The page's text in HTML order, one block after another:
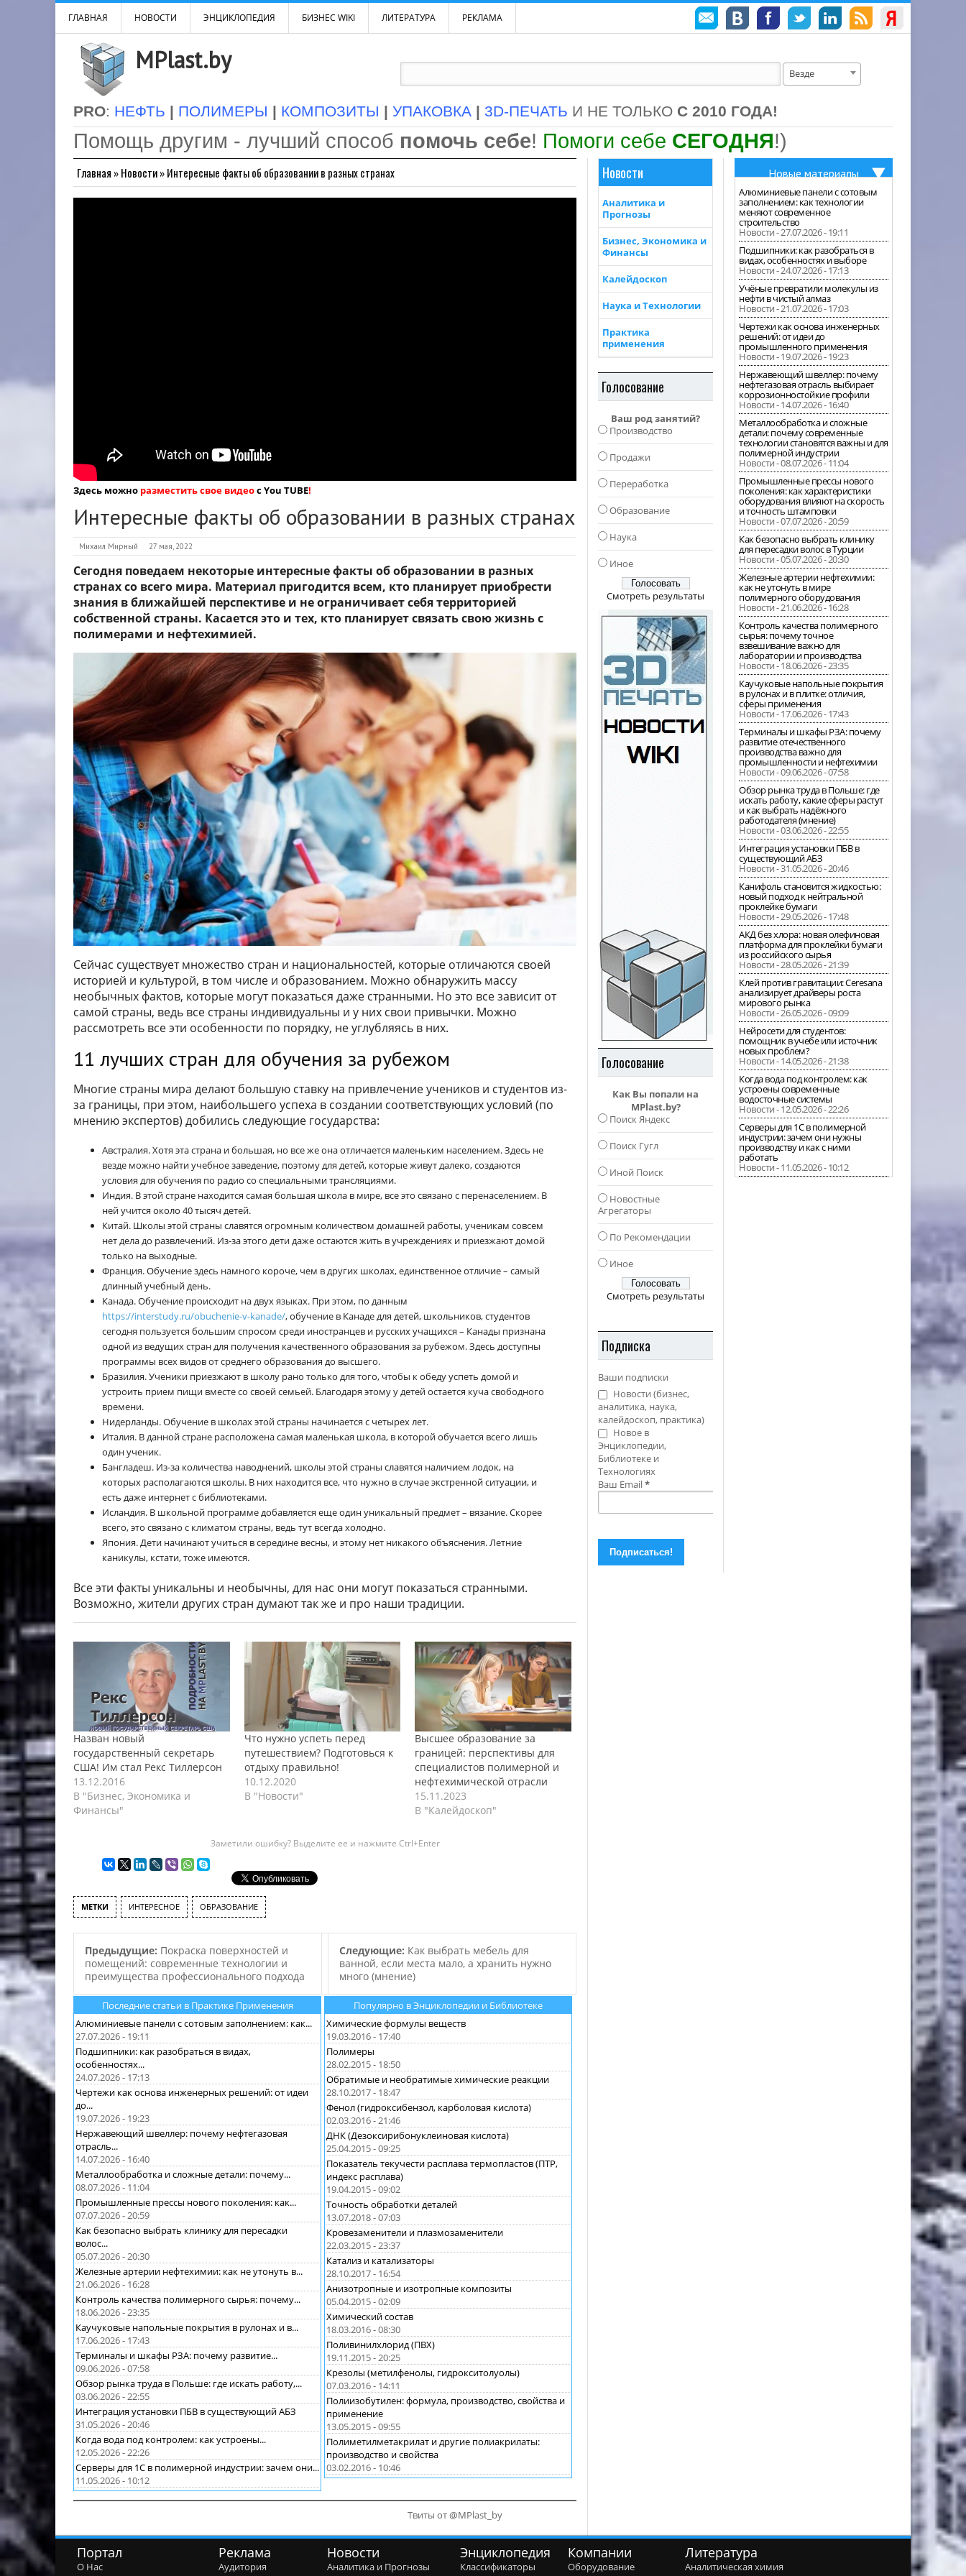
ГЛАВНАЯ НОВОСТИ ЭНЦИКЛОПЕДИЯ БИЗНЕС WIKI ЛИТЕРАТУРА РЕКЛАМА
MPlast.by Везде
PRO: НЕФТЬ | ПОЛИМЕРЫ | КОМПОЗИТЫ | УПАКОВКА | 3D-ПЕЧАТЬ И НЕ ТОЛЬКО С 2010 ГОДА!
Помощь другим - лучший способ помочь себе! Помоги себе СЕГОДНЯ!)
Главная »Новости»Интересные факты об образовании в разных странах
Здесь можно разместить свое видеос You TUBE!
Интересные факты об образовании в разных странах
Михаил Мирный 27 мая, 2022
Сегодня поведаем некоторые интересные факты об образовании в разных
странах со всего мира. Материал пригодится всем, кто планирует приобрести
знания в ближайшей перспективе и не ограничивает себя территорией
собственной страны. Касается это и тех, кто планирует связать свою жизнь с
полимерами и нефтехимией.
Сейчас существует множество стран и национальностей, которые отличаются своей
историей и культурой, в том числе и образованием. Можно обнаружить массу
необычных фактов, которые могут показаться даже странными. Но это все зависит от
самой страны, ведь все страны индивидуальны и у них свои привычки. Можно
рассмотреть все эти особенности по порядку, не углубляясь в них.
11 лучших стран для обучения за рубежом
Многие страны мира делают большую ставку на привлечение учеников и студентов из-
за границы, при этом, наибольшего успеха в создании соответствующих условий (по
мнению экспертов) добились следующие государства:
Австралия. Хотя эта страна и большая, но все же она отличается маленьким населением. Здесь не
везде можно найти учебное заведение, поэтому для детей, которые живут далеко, создаются
условия для обучения по радио со специальными трансляциями.
Индия. В этой стране находится самая большая школа в мире, все это связано с перенаселением. В
ней учится около 40 тысяч детей.
Китай. Школы этой страны славятся огромным количеством домашней работы, ученикам совсем
нет дела до развлечений. Из-за этого дети даже остаются жить в учреждениях и приезжают домой
только на выходные.
Франция. Обучение здесь намного короче, чем в других школах, единственное отличие – самый
длинный учебный день.
Канада. Обучение происходит на двух языках. При этом, по данным
https://interstudy.ru/obuchenie-v-kanade/, обучение в Канаде для детей, школьников, студентов
сегодня пользуется большим спросом среди иностранцев и русских учащихся – Канады признана
одной из ведущих стран для получения качественного образования за рубежом. Здесь доступны
программы всех видов от среднего образования до высшего.
Бразилия. Ученики приезжают в школу рано только для того, чтобы к обеду успеть домой и
устроить прием пищи вместе со своей семьей. Благодаря этому у детей остается куча свободного
времени.
Нидерланды. Обучение в школах этой страны начинается с четырех лет.
Италия. В данной стране расположена самая маленькая школа, в которой обучается всего лишь
один ученик.
Бангладеш. Из-за количества наводнений, школы этой страны славятся наличием лодок, на
которых располагаются школы. В них находится все, что нужно в случае экстренной ситуации, и
есть даже интернет с библиотеками.
Исландия. В школьной программе добавляется еще один уникальный предмет – вязание. Скорее
всего, это связано с климатом страны, ведь тут всегда холодно.
Япония. Дети начинают учиться в середине весны, и этому нет никакого объяснения. Летние
каникулы, кстати, тоже имеются.
Все эти факты уникальны и необычны, для нас они могут показаться странными.
Возможно, жители других стран думают так же и про наши традиции.
Назван новый
государственный секретарь
США! Им стал Рекс Тиллерсон
13.12.2016
В "Бизнес, Экономика и
Финансы"
Что нужно успеть перед
путешествием? Подготовься к
отдыху правильно!
10.12.2020
В "Новости"
Высшее образование за
границей: перспективы для
специалистов полимерной и
нефтехимической отрасли
15.11.2023
В "Калейдоскоп"
Заметили ошибку? Выделите ее и нажмите Ctrl+Enter
МЕТКИ ИНТЕРЕСНОЕ ОБРАЗОВАНИЕ
Предыдущие: Покраска поверхностей и
помещений: современные технологии и
преимущества профессионального подхода
Следующие: Как выбрать мебель для
ванной, если места мало, а хранить нужно
много (мнение)
Последние статьи в Практике Применения
Алюминиевые панели с сотовым заполнением: как...
27.07.2026 - 19:11
Подшипники: как разобраться в видах,
особенностях...
24.07.2026 - 17:13
Чертежи как основа инженерных решений: от идеи
до...
19.07.2026 - 19:23
Нержавеющий швеллер: почему нефтегазовая
отрасль...
14.07.2026 - 16:40
Металлообработка и сложные детали: почему...
08.07.2026 - 11:04
Промышленные прессы нового поколения: как...
07.07.2026 - 20:59
Как безопасно выбрать клинику для пересадки
волос...
05.07.2026 - 20:30
Железные артерии нефтехимии: как не утонуть в...
21.06.2026 - 16:28
Контроль качества полимерного сырья: почему...
18.06.2026 - 23:35
Каучуковые напольные покрытия в рулонах и в...
17.06.2026 - 17:43
Терминалы и шкафы РЗА: почему развитие...
09.06.2026 - 07:58
Обзор рынка труда в Польше: где искать работу,...
03.06.2026 - 22:55
Интеграция установки ПБВ в существующий АБЗ
31.05.2026 - 20:46
Когда вода под контролем: как устроены...
12.05.2026 - 22:26
Серверы для 1С в полимерной индустрии: зачем они...
11.05.2026 - 10:12
Популярно в Энциклопедии и Библиотеке
Химические формулы веществ
19.03.2016 - 17:40
Полимеры
28.02.2015 - 18:50
Обратимые и необратимые химические реакции
28.10.2017 - 18:47
Фенол (гидроксибензол, карболовая кислота)
02.03.2016 - 21:46
ДНК (Дезоксирибонуклеиновая кислота)
25.04.2015 - 09:25
Показатель текучести расплава термопластов (ПТР,
индекс расплава)
19.04.2015 - 09:02
Точность обработки деталей
13.07.2018 - 07:03
Кровезаменители и плазмозаменители
22.03.2015 - 23:37
Катализ и катализаторы
28.10.2017 - 16:54
Анизотропные и изотропные композиты
05.04.2015 - 02:09
Химический состав
18.03.2016 - 08:30
Поливинилхлорид (ПВХ)
19.11.2015 - 20:25
Крезолы (метилфенолы, гидрокситолуолы)
07.03.2016 - 14:11
Полиизобутилен: формула, производство, свойства и
применение
13.05.2015 - 09:55
Полиметилметакрилат и другие полиакрилаты:
производство и свойства
03.02.2016 - 10:46
Твиты от @MPlast_by
Новости
Аналитика и
Прогнозы
Бизнес, Экономика и
Финансы
Калейдоскоп
Наука и Технологии
Практика
применения
Голосование
Ваш род занятий?
Производство
Продажи
Переработка
Образование
Наука
Иное
Смотреть результаты
Голосование
Как Вы попали на
MPlast.by?
Поиск Яндекс
Поиск Гугл
Иной Поиск
Новостные
Агрегаторы
По Рекомендации
Иное
Смотреть результаты
Подписка
Ваши подписки
Новости (бизнес,
аналитика, наука,
калейдоскоп, практика)
Новое в
Энциклопедии,
Библиотеке и
Технологиях
Ваш Email*
Новые материалы
Алюминиевые панели с сотовым
заполнением: как технологии
меняют современное
строительство
Новости - 27.07.2026 - 19:11
Подшипники: как разобраться в
видах, особенностях и выборе
Новости - 24.07.2026 - 17:13
Учёные превратили молекулы из
нефти в чистый алмаз
Новости - 21.07.2026 - 17:03
Чертежи как основа инженерных
решений: от идеи до
промышленного применения
Новости - 19.07.2026 - 19:23
Нержавеющий швеллер: почему
нефтегазовая отрасль выбирает
коррозионностойкие профили
Новости - 14.07.2026 - 16:40
Металлообработка и сложные
детали: почему современные
технологии становятся важны и для
полимерной индустрии
Новости - 08.07.2026 - 11:04
Промышленные прессы нового
поколения: как характеристики
оборудования влияют на скорость
и точность штамповки
Новости - 07.07.2026 - 20:59
Как безопасно выбрать клинику
для пересадки волос в Турции
Новости - 05.07.2026 - 20:30
Железные артерии нефтехимии:
как не утонуть в мире
полимерного оборудования
Новости - 21.06.2026 - 16:28
Контроль качества полимерного
сырья: почему точное
взвешивание важно для
лаборатории и производства
Новости - 18.06.2026 - 23:35
Каучуковые напольные покрытия
в рулонах и в плитке: отличия,
сферы применения
Новости - 17.06.2026 - 17:43
Терминалы и шкафы РЗА: почему
развитие отечественного
производства важно для
промышленности и нефтехимии
Новости - 09.06.2026 - 07:58
Обзор рынка труда в Польше: где
искать работу, какие сферы растут
и как выбрать надёжного
работодателя (мнение)
Новости - 03.06.2026 - 22:55
Интеграция установки ПБВ в
существующий АБЗ
Новости - 31.05.2026 - 20:46
Канифоль становится жидкостью:
новый подход к нейтральной
проклейке бумаги
Новости - 29.05.2026 - 17:48
АКД без хлора: новая олефиновая
платформа для проклейки бумаги
из российского сырья
Новости - 28.05.2026 - 21:39
Клей против гравитации: Ceresana
анализирует драйверы роста
мирового рынка
Новости - 26.05.2026 - 09:09
Нейросети для студентов:
помощник в учебе или источник
новых проблем?
Новости - 14.05.2026 - 21:38
Когда вода под контролем: как
устроены современные
водосточные системы
Новости - 12.05.2026 - 22:26
Серверы для 1С в полимерной
индустрии: зачем они нужны
производству и как с ними
работать
Новости - 11.05.2026 - 10:12
Портал
О Нас
Реклама
Аудитория
Новости
Аналитика и Прогнозы
Энциклопедия
Классификаторы
Компании
Оборудование
Литература
Аналитическая химия